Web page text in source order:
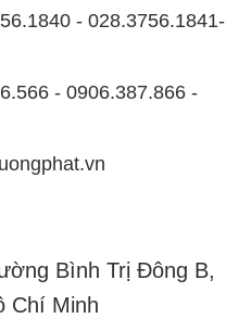
- 028.3756.1841-
- 0906.387.866 -
Bình Trị Đông B,
Chí Minh